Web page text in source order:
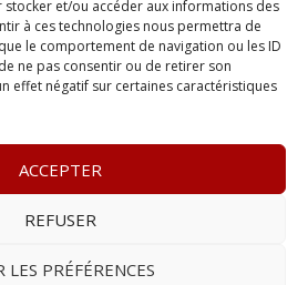
et/ou accéder aux informations des
à ces technologies nous permettra de
le comportement de navigation ou les ID
ne pas consentir ou de retirer son
effet négatif sur certaines caractéristiques
ACCEPTER
REFUSER
LES PRÉFÉRENCES
www.leprobant.fr –
–